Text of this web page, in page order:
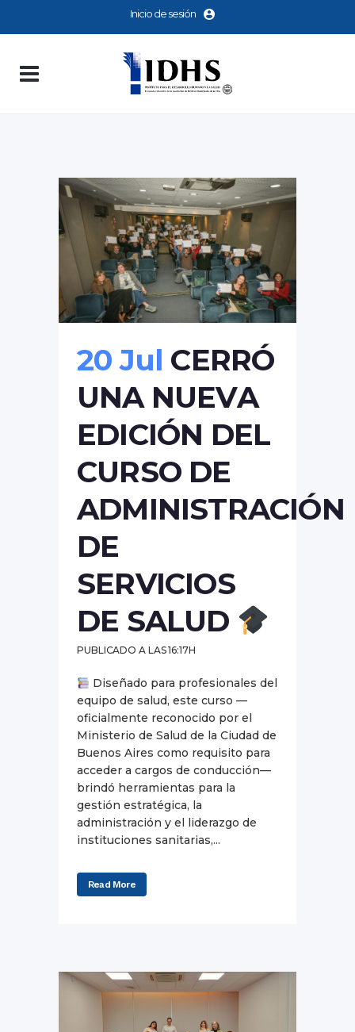
Inicio de sesión
20 Jul CERRÓ
UNA NUEVA
EDICIÓN DEL
CURSO DE
ADMINISTRACIÓN
DE
SERVICIOS
DE SALUD
PUBLICADO A LAS 16:17H
Diseñado para profesionales del
equipo de salud, este curso —
oficialmente reconocido por el
Ministerio de Salud de la Ciudad de
Buenos Aires como requisito para
acceder a cargos de conducción—
brindó herramientas para la
gestión estratégica, la
administración y el liderazgo de
instituciones sanitarias,...
Read More